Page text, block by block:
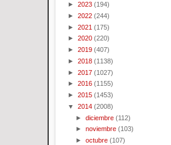
► 2023 (194)
► 2022 (244)
► 2021 (175)
► 2020 (220)
► 2019 (407)
► 2018 (1138)
► 2017 (1027)
► 2016 (1155)
► 2015 (1453)
▼ 2014 (2008)
►diciembre (112)
►noviembre (103)
►octubre (107)